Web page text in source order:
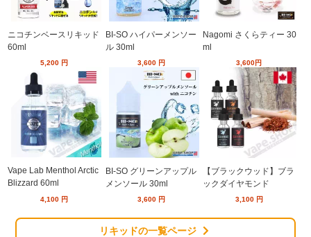
ニコチンベースリキッド
60ml
5,200 円
BI-SO ハイパーメンソー
ル 30ml
3,600 円
Nagomi さくらティー 30
ml
3,600円
Vape Lab Menthol Arctic
Blizzard 60ml
4,100 円
BI-SO グリーンアップル
メンソール 30ml
3,600 円
【ブラックウッド】ブラ
ックダイヤモンド
3,100 円
リキッドの一覧ページ